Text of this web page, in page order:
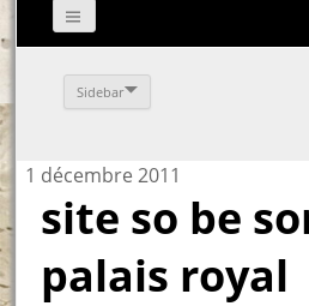
Sidebar
1 décembre 2011
site so be
palais royal